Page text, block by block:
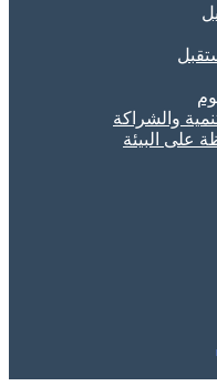
والشراكة
على البيئة